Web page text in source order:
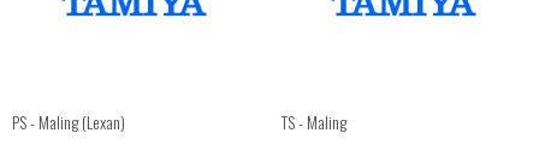
PS - Maling (Lexan) TS - Maling